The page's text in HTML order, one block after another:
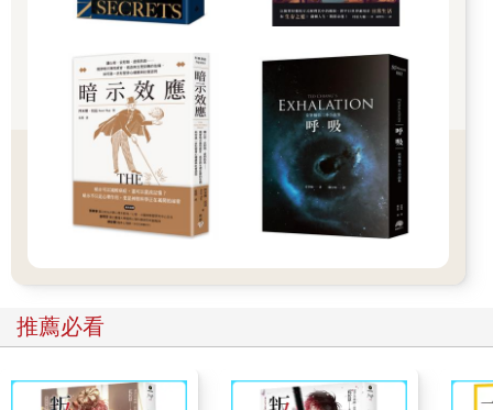
正義是指公平對待他人，給每個人應有的對待。這代表要為弱勢
我自己的信仰，主張照顧孤兒、寡婦、移民和窮人。我在數學界
也看到了這類的人：沒有擁護者的、沒有活躍數學家族的、剛接
觸數學的，以及沒有資源或沒機會接近數學的。這些都是數學上
有的人把正義分成兩類：基本的正義（primary justice）和矯正的
正義（rectifying justice）。兩種都很重要。基本正義牽涉到理想
的關係：以尊嚴謹慎對待每個人，並建立起支持這些目標的社會
實踐和制度。當我們公正對待他人，也受到公正的對待，我們就
矯正的正義就是發現出錯的地方，然後設法改正。如果基本正義
的權力關係是有害的，人與制度可能會在不知不覺中助長了不公
平的事。
西蒙・韋伊領悟到，修正不公不義必須改變我們看待他人的方
式。「每個人都在默默呼喊，渴望他人看出」、評斷出「不一樣
推薦必看